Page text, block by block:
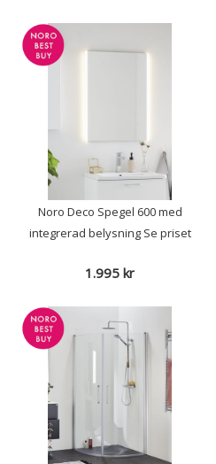
Noro Deco Spegel 600 med
integrerad belysning Se priset
1.995 kr